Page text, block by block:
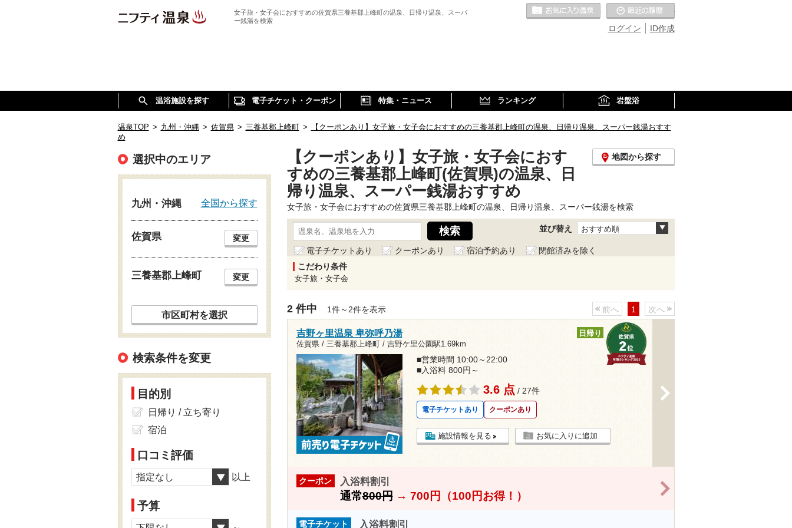
女子旅・女子会におすすめの佐賀県三養基郡上峰町の温泉、日帰り温泉、スーパ
ー銭湯を検索
ID作成
ログイン
お気に入りの温泉
温浴施設を探す 電子チケット・クーポン 特集・ニュース ランキング 岩盤浴
温泉TOP > 九州・沖縄 > 佐賀県 > 三養基郡上峰町 >
【クーポンあり】女子旅・女子会におすすめの三養基郡上峰町の温泉、日帰り温泉、スーパー銭湯おすす
め
【クーポンあり】女子旅・女子会におす
すめの三養基郡上峰町(佐賀県)の温泉、日
帰り温泉、スーパー銭湯おすすめ
地図から探す
女子旅・女子会におすすめの佐賀県三養基郡上峰町の温泉、日帰り温泉、スーパー銭湯を検索
並び替え おすすめ順
電子チケットあり クーポンあり 宿泊予約あり
閉館済みを除く
こだわり条件
女子旅・女子会
2 件中 1件～2件を表示 前へ 1 次へ
吉野ヶ里温泉 卑弥呼乃湯
佐賀県 / 三養基郡上峰町 / 吉野ケ里公園駅1.69km
日帰り
■営業時間 10:00～22:00
■入浴料 800円～
3.6 点 / 27件
電子チケットあり クーポンあり
施設情報を見る お気に入りに追加
クーポン 入浴料割引
通常800円→ 700円（100円お得！）
電子チケット 入浴料割引
選択中のエリア
九州・沖縄 全国から探す
佐賀県 変更
三養基郡上峰町 変更
市区町村を選択
検索条件を変更
目的別
日帰り / 立ち寄り
宿泊
口コミ評価
指定なし 以上
予算